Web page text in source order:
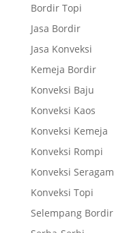
Bordir Topi
Jasa Bordir
Jasa Konveksi
Kemeja Bordir
Konveksi Baju
Konveksi Kaos
Konveksi Kemeja
Konveksi Rompi
Konveksi Seragam
Konveksi Topi
Selempang Bordir